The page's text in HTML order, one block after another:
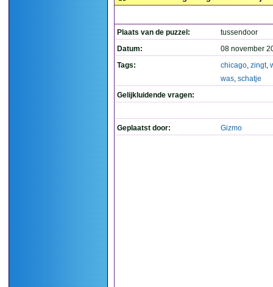
Plaats van de puzzel:
tussendoor
Datum:
08 november
Tags:
chicago, zingt,
was, schatje
Gelijkluidende vragen:
Geplaatst door: Gizmo